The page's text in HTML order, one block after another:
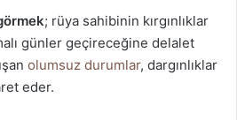
; rüya sahibinin kırgınlıklar
günler geçireceğine delalet
olumsuz durumlar, dargınlıklar
eder.